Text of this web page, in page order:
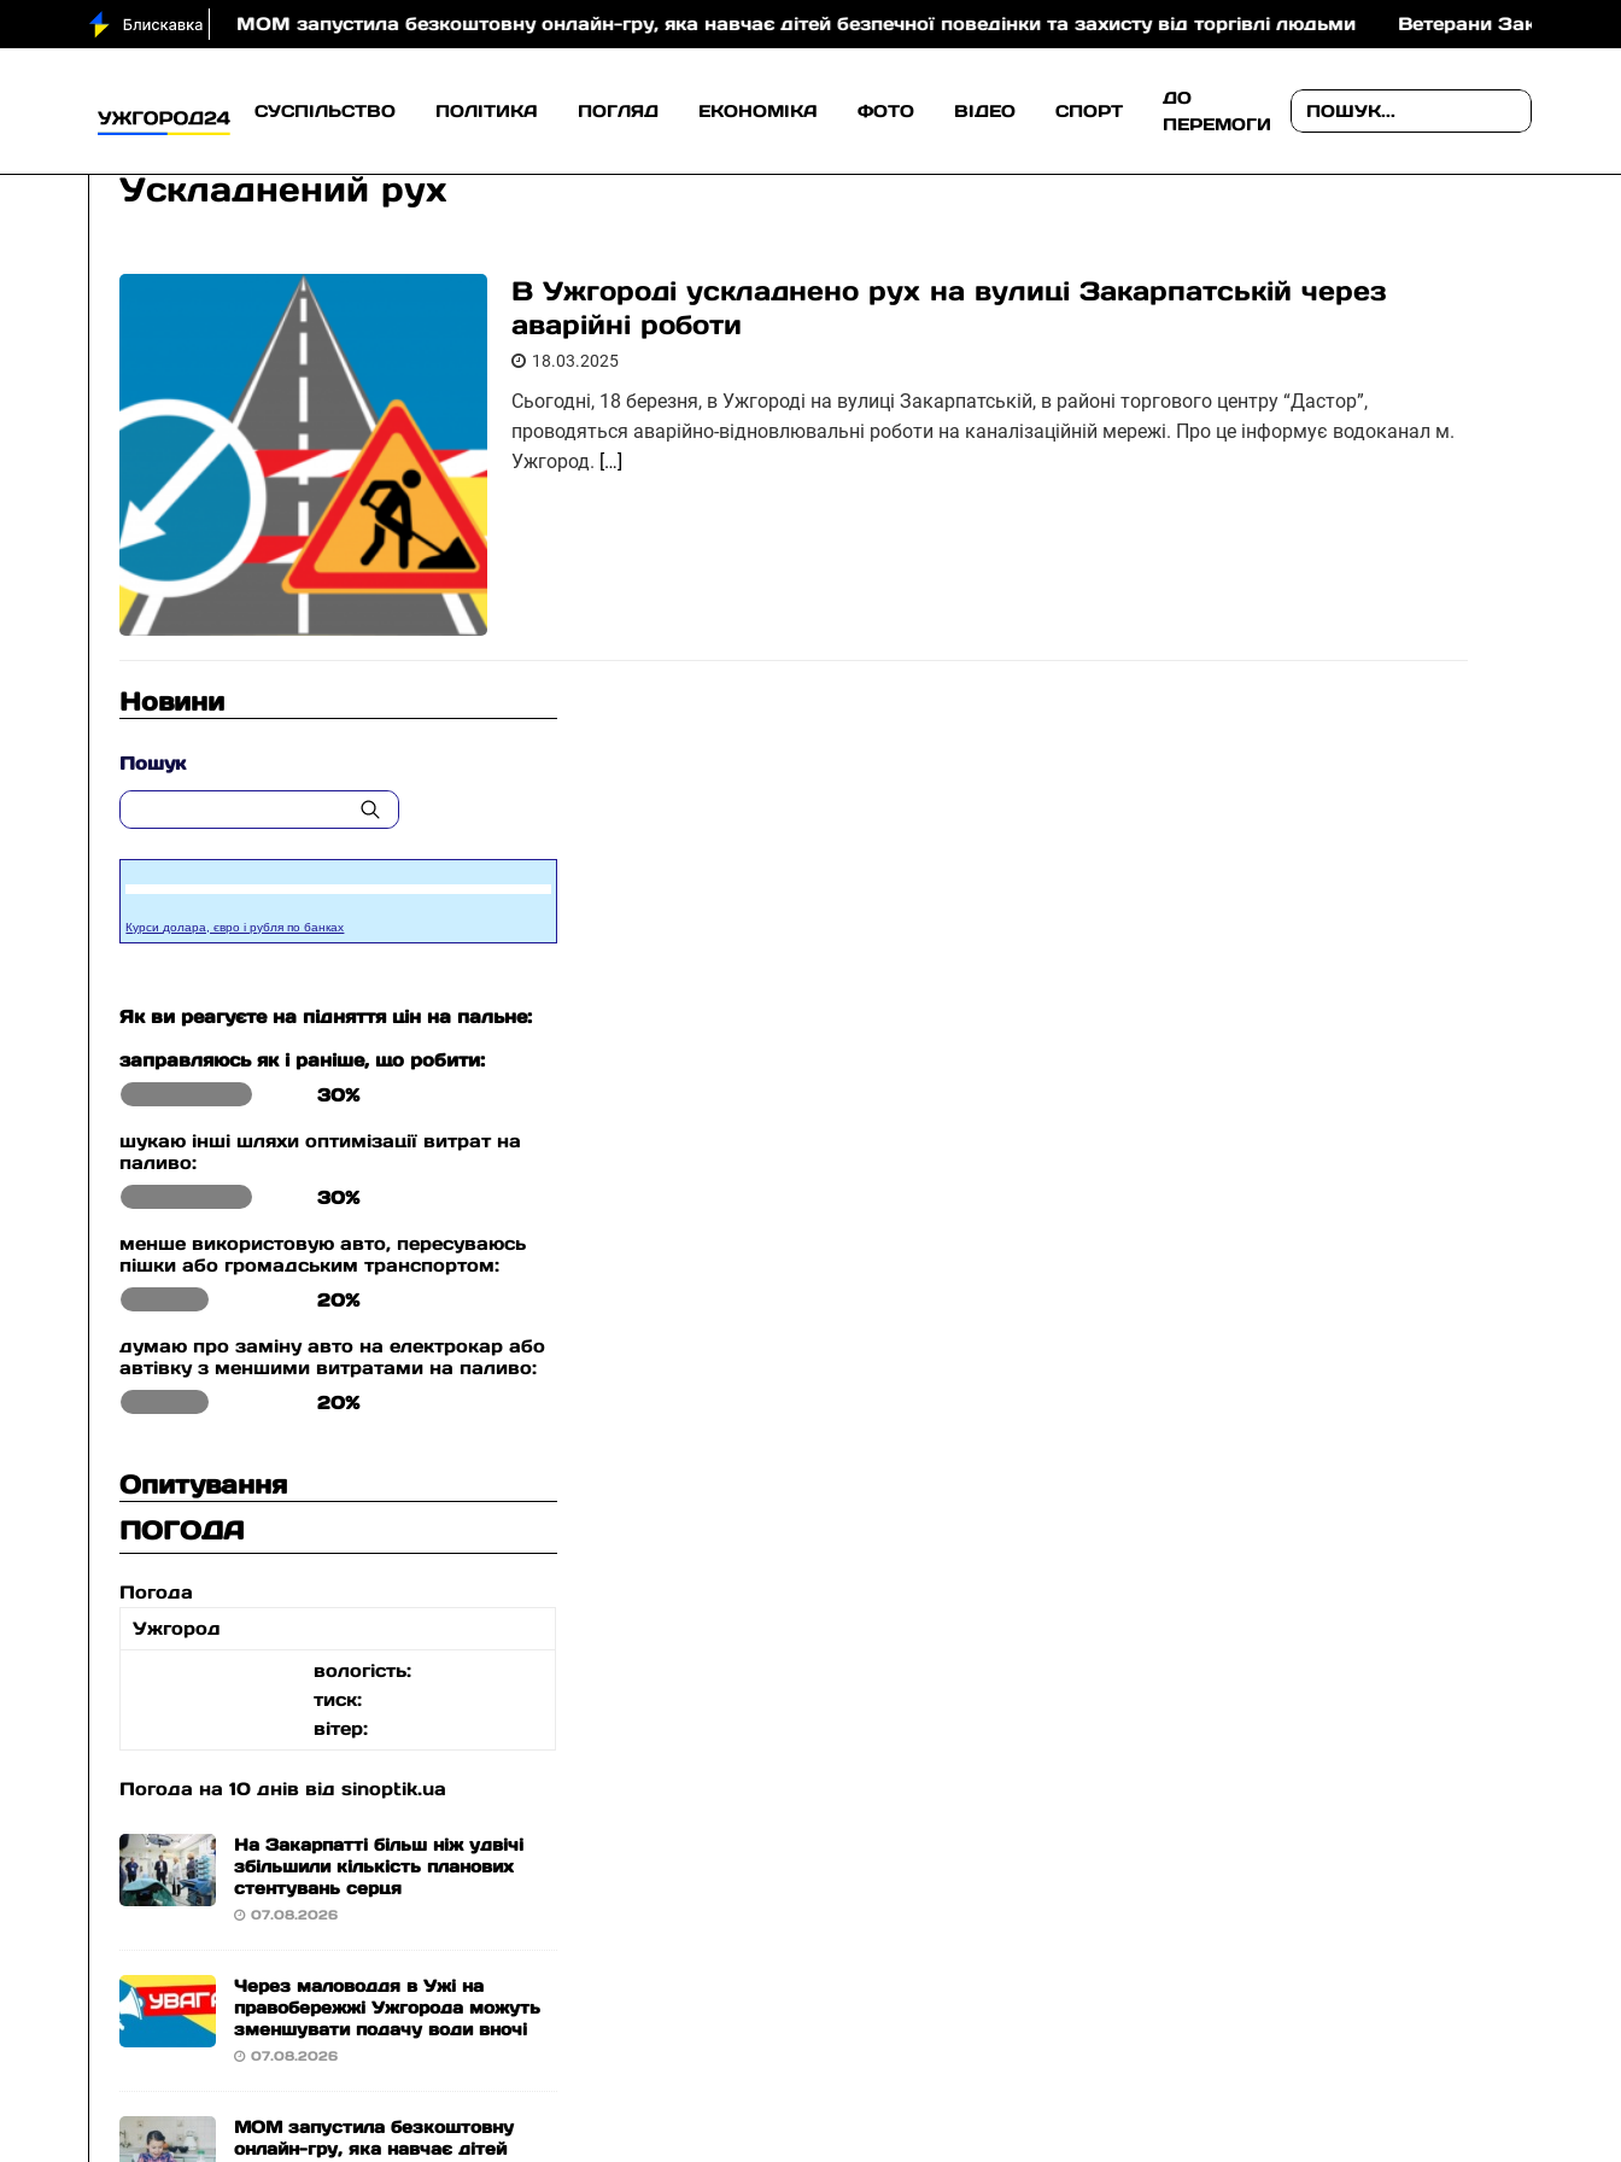
вночі МОМ запустила безкоштовну онлайн-гру, яка навчає дітей безпечної поведінки та захисту від торгівлі людьми Ветерани Закарпаття можуть
СУСПІЛЬСТВО ПОЛІТИКА ПОГЛЯД ЕКОНОМІКА ФОТО ВІДЕО СПОРТ
ДО
ПЕРЕМОГИ
Ускладнений рух
В Ужгороді ускладнено рух на вулиці Закарпатській через
аварійні роботи
18.03.2025
Сьогодні, 18 березня, в Ужгороді на вулиці Закарпатській, в районі торгового центру “Дастор”,
проводяться аварійно-відновлювальні роботи на каналізаційній мережі. Про це інформує водоканал м.
Ужгород. […]
Новини
Пошук
Курси долара, євро і рубля по банках
Як ви реагуєте на підняття цін на пальне:
заправляюсь як і раніше, що робити:
30%
шукаю інші шляхи оптимізації витрат на
паливо:
30%
менше використовую авто, пересуваюсь
пішки або громадським транспортом:
20%
думаю про заміну авто на електрокар або
автівку з меншими витратами на паливо:
20%
Опитування
ПОГОДА
Погода
Ужгород
вологість:
тиск:
вітер:
Погода на 10 днів відsinoptik.ua
На Закарпатті більш ніж удвічі
збільшили кількість планових
стентувань серця
07.08.2026
Через маловоддя в Ужі на
правобережжі Ужгорода можуть
зменшувати подачу води вночі
07.08.2026
МОМ запустила безкоштовну
онлайн-гру, яка навчає дітей